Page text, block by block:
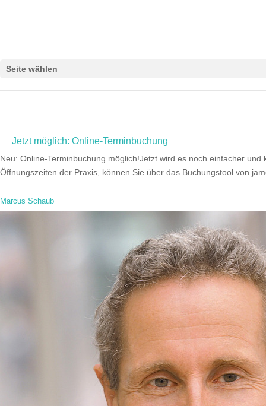
Seite wählen
Jetzt möglich: Online-Terminbuchung
Neu: Online-Terminbuchung möglich!Jetzt wird es noch einfacher
Öffnungszeiten der Praxis, können Sie über das Buchungstool von
Marcus Schaub